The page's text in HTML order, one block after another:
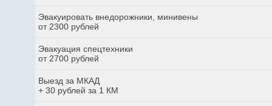
Эвакуировать внедорожники, минивены
от 2300 рублей
Эвакуация спецтехники
от 2700 рублей
Выезд за МКАД
+ 30 рублей за 1 КМ